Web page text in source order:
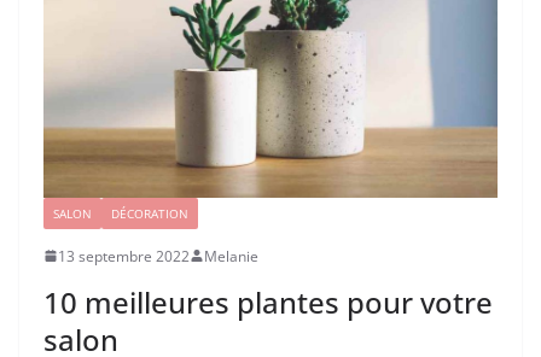
SALON DÉCORATION
13 septembre 2022 Melanie
10 meilleures plantes pour votre
salon